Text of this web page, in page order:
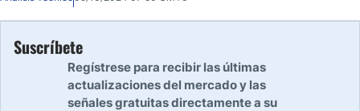
Suscríbete
Regístrese para recibir las últimas
actualizaciones del mercado y las
señales gratuitas directamente a su